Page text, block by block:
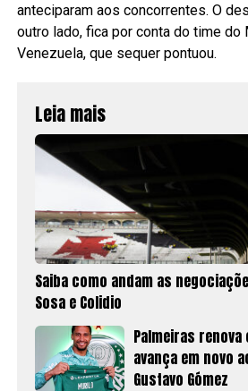
anteciparam aos concorrentes. O
outro lado, fica por conta do time do
Venezuela, que sequer pontuou.
Leia mais
Saiba como andam as
Sosa e Colidio
Palmeiras
avança em novo
Gustavo Gómez